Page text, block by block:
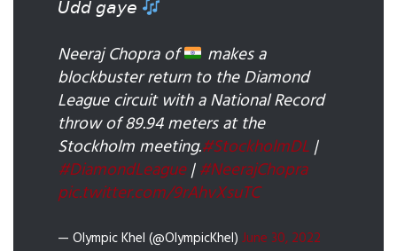
𝘜𝘥𝘥 𝘨𝘢𝘺𝘦
Neeraj Chopra of
makes a
blockbuster return to the Diamond
League circuit with a National Record
throw of 89.94 meters at the
Stockholm meeting.#StockholmDL|
#DiamondLeague|#NeerajChopra
pic.twitter.com/9rAhvXsuTC
— Olympic Khel (@OlympicKhel) June 30, 2022